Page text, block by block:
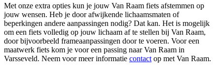
Met onze extra opties kun je jouw Van Raam fiets afstemmen op
jouw wensen. Heb je door afwijkende lichaamsmaten of
beperkingen andere aanpassingen nodig? Dat kan. Het is mogelijk
om een fiets volledig op jouw lichaam af te stellen bij Van Raam,
door bijvoorbeeld frameaanpassingen door te voeren. Voor een
maatwerk fiets kom je voor een passing naar Van Raam in
Varsseveld. Neem voor meer informatie contact op met Van Raam.